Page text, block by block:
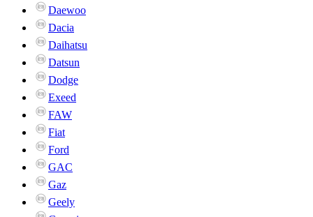
Daewoo
Dacia
Daihatsu
Datsun
Dodge
Exeed
FAW
Fiat
Ford
GAC
Gaz
Geely